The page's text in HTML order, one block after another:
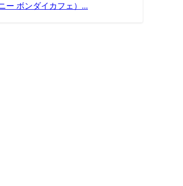
ー ボンダイカフェ）...